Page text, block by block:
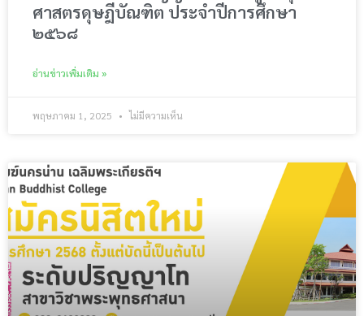
ศาสตรดุษฎีบัณฑิต ประจำปีการศึกษา
๒๕๖๘
อ่านข่าวเพิ่มเติม »
พฤษภาคม 1, 2025 ไม่มีความเห็น